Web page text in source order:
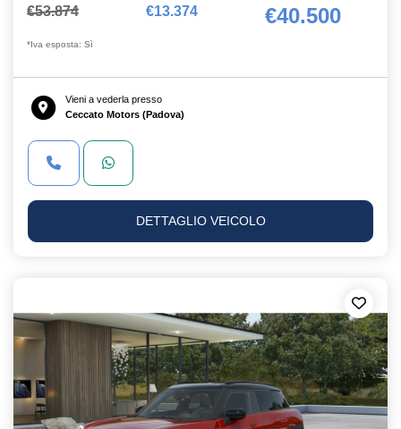
€53.874 €13.374 €40.500
*Iva esposta: Sì
Vieni a vederla presso
Ceccato Motors (Padova)
DETTAGLIO VEICOLO